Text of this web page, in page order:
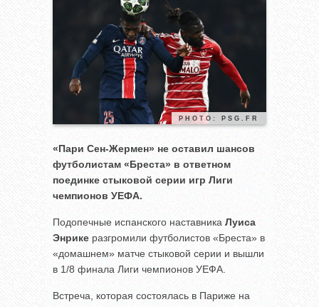
PHOTO: PSG.FR
«Пари Сен-Жермен» не оставил шансов
футболистам «Бреста» в ответном
поединке стыковой серии игр Лиги
чемпионов УЕФА.
Подопечные испанского наставника Луиса
Энрике разгромили футболистов «Бреста» в
«домашнем» матче стыковой серии и вышли
в 1/8 финала Лиги чемпионов УЕФА.
Встреча, которая состоялась в Париже на